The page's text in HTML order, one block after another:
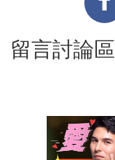
留言討論區